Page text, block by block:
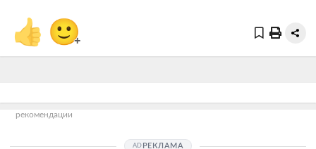
👍 🙂+
рекомендации
РЕКЛАМА